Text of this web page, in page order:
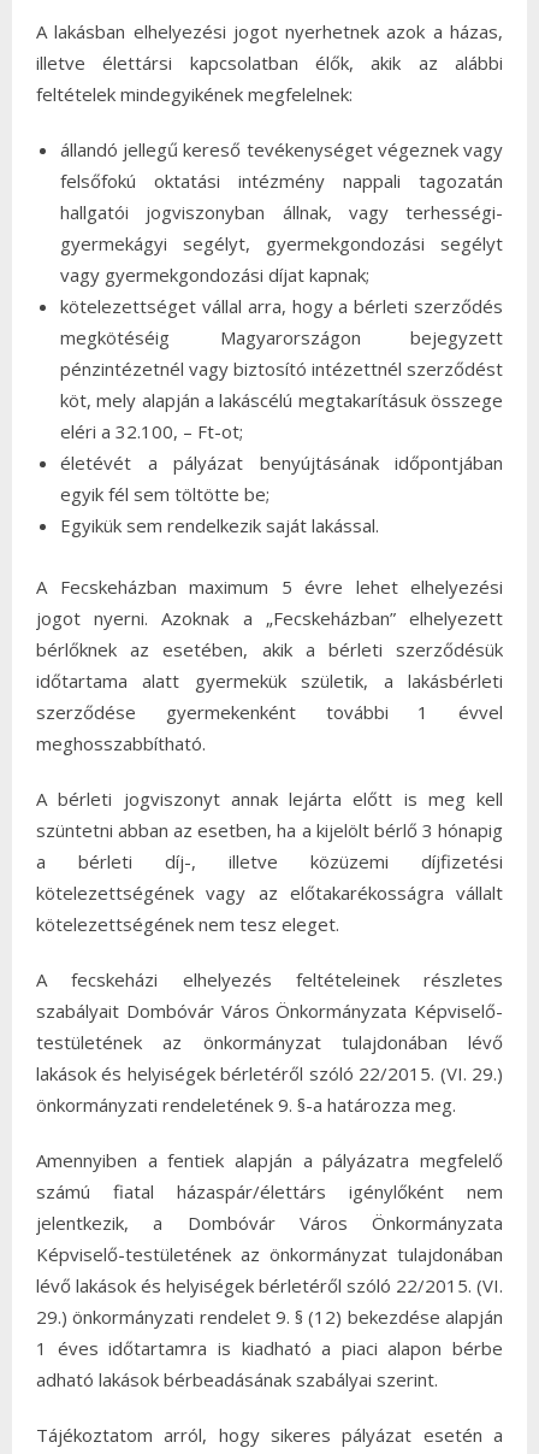
A lakásban elhelyezési jogot nyerhetnek azok a házas,
illetve élettársi kapcsolatban élők, akik az alábbi
feltételek mindegyikének megfelelnek:
állandó jellegű kereső tevékenységet végeznek vagy
felsőfokú oktatási intézmény nappali tagozatán
hallgatói jogviszonyban állnak, vagy terhességi-
gyermekágyi segélyt, gyermekgondozási segélyt
vagy gyermekgondozási díjat kapnak;
kötelezettséget vállal arra, hogy a bérleti szerződés
megkötéséig Magyarországon bejegyzett
pénzintézetnél vagy biztosító intézettnél szerződést
köt, mely alapján a lakáscélú megtakarításuk összege
eléri a 32.100, – Ft-ot;
életévét a pályázat benyújtásának időpontjában
egyik fél sem töltötte be;
Egyikük sem rendelkezik saját lakással.
A Fecskeházban maximum 5 évre lehet elhelyezési
jogot nyerni. Azoknak a „Fecskeházban” elhelyezett
bérlőknek az esetében, akik a bérleti szerződésük
időtartama alatt gyermekük születik, a lakásbérleti
szerződése gyermekenként további 1 évvel
meghosszabbítható.
A bérleti jogviszonyt annak lejárta előtt is meg kell
szüntetni abban az esetben, ha a kijelölt bérlő 3 hónapig
a bérleti díj-, illetve közüzemi díjfizetési
kötelezettségének vagy az előtakarékosságra vállalt
kötelezettségének nem tesz eleget.
A fecskeházi elhelyezés feltételeinek részletes
szabályait Dombóvár Város Önkormányzata Képviselő-
testületének az önkormányzat tulajdonában lévő
lakások és helyiségek bérletéről szóló 22/2015. (VI. 29.)
önkormányzati rendeletének 9. §-a határozza meg.
Amennyiben a fentiek alapján a pályázatra megfelelő
számú fiatal házaspár/élettárs igénylőként nem
jelentkezik, a Dombóvár Város Önkormányzata
Képviselő-testületének az önkormányzat tulajdonában
lévő lakások és helyiségek bérletéről szóló 22/2015. (VI.
29.) önkormányzati rendelet 9. § (12) bekezdése alapján
1 éves időtartamra is kiadható a piaci alapon bérbe
adható lakások bérbeadásának szabályai szerint.
Tájékoztatom arról, hogy sikeres pályázat esetén a